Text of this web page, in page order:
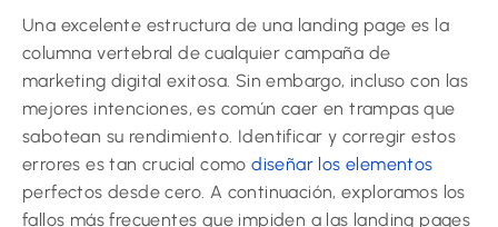
Una excelente estructura de una landing page es la
columna vertebral de cualquier campaña de
marketing digital exitosa. Sin embargo, incluso con las
mejores intenciones, es común caer en trampas que
sabotean su rendimiento. Identificar y corregir estos
errores es tan crucial comodiseñar los elementos
perfectos desde cero. A continuación, exploramos los
fallos más frecuentes que impiden a las landing pages